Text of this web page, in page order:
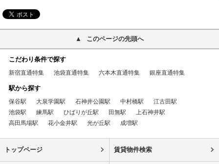
このページの先頭へ
こだわり条件で探す
新宿直通特集 池袋直通特集 六本木直通特集 銀座直通特集
駅から探す
保谷駅 大泉学園駅 石神井公園駅 中村橋駅
江古田駅
池袋駅
練馬駅 ひばりが丘駅 田無駅
上石神井駅
高田馬場駅
花小金井駅 光が丘駅 成増駅
トップページ 賃貸物件検索